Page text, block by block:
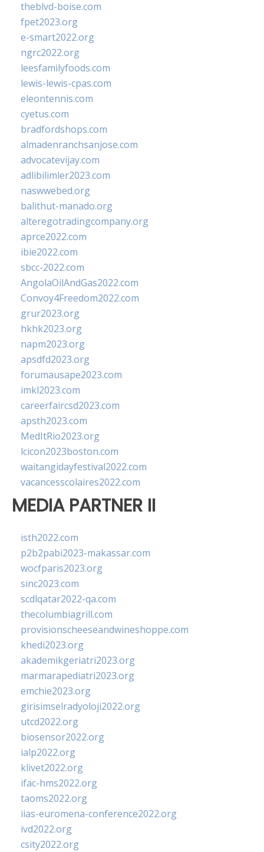
theblvd-boise.com
fpet2023.org
e-smart2022.org
ngrc2022.org
leesfamilyfoods.com
lewis-lewis-cpas.com
eleontennis.com
cyetus.com
bradfordshops.com
almadenranchsanjose.com
advocatevijay.com
adlibilimler2023.com
naswwebed.org
balithut-manado.org
alteregotradingcompany.org
aprce2022.com
ibie2022.com
sbcc-2022.com
AngolaOilAndGas2022.com
Convoy4Freedom2022.com
grur2023.org
hkhk2023.org
napm2023.org
apsdfd2023.org
forumausape2023.com
imkl2023.com
careerfaircsd2023.com
apsth2023.com
MedItRio2023.org
lcicon2023boston.com
waitangidayfestival2022.com
vacancesscolaires2022.com
MEDIA PARTNER II
isth2022.com
p2b2pabi2023-makassar.com
wocfparis2023.org
sinc2023.com
scdlqatar2022-qa.com
thecolumbiagrill.com
provisionscheeseandwineshoppe.com
khedi2023.org
akademikgeriatri2023.org
marmarapediatri2023.org
emchie2023.org
girisimselradyoloji2022.org
utcd2022.org
biosensor2022.org
ialp2022.org
klivet2022.org
ifac-hms2022.org
taoms2022.org
iias-euromena-conference2022.org
ivd2022.org
csity2022.org